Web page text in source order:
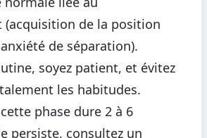
(acquisition de la position
de séparation).
soyez patient, et évitez
les habitudes.
phase dure 2 à 6
persiste, consultez un